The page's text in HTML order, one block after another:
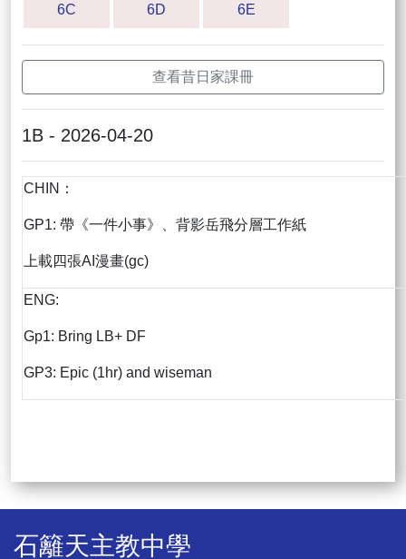
6C 6D 6E
查看昔日家課冊
1B - 2026-04-20
CHIN：
GP1: 帶《一件小事》、背影岳飛分層工作紙
上載四張AI漫畫(gc)
ENG:
Gp1: Bring LB+ DF
GP3: Epic (1hr) and wiseman
石籬天主教中學